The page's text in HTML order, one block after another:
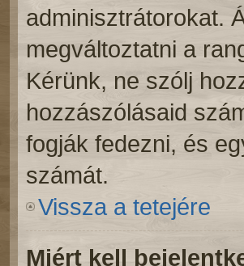
adminisztrátorokat.
megváltoztatni a
Kérünk, ne szólj
hozzászólásaid
fogják fedezni, és
számát.
Vissza a tetejére
Miért kell